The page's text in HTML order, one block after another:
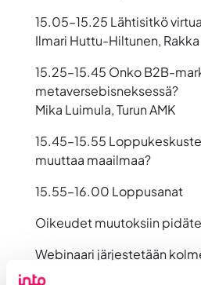
15.05–15.25 Lähtisitkö
Ilmari Huttu-Hiltunen,
15.25–15.45 Onko B2B-
metaversebisneksessä?
Mika Luimula, Turun AMK
15.45–15.55
muuttaa maailmaa?
15.55–16.00 Loppusanat
Oikeudet muutoksiin
Webinaari järjestetään
kehityshankkeen